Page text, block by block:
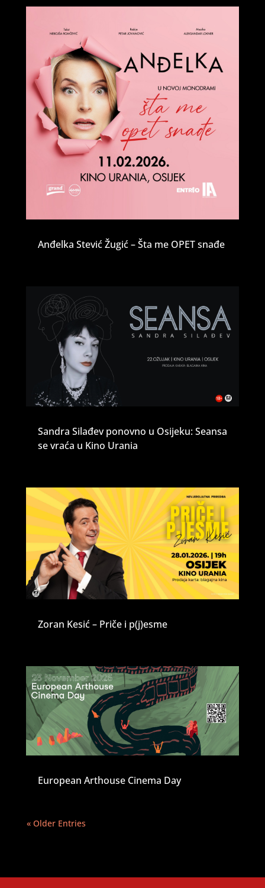
Anđelka Stević Žugić – Šta me OPET snađe
Sandra Silađev ponovno u Osijeku: Seansa
se vraća u Kino Urania
Zoran Kesić – Priče i p(j)esme
European Arthouse Cinema Day
« Older Entries